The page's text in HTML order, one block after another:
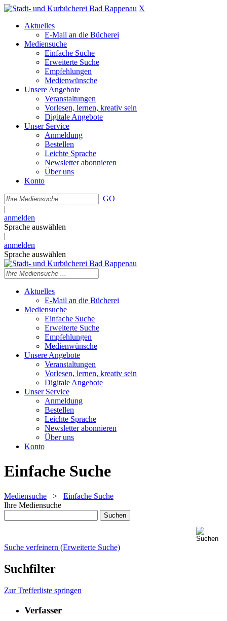
X
Aktuelles
E-Mail an die Bücherei
Mediensuche
Einfache Suche
Erweiterte Suche
Empfehlungen
Medienwünsche
Unsere Angebote
Veranstaltungen
Vorlesen, lernen, kreativ sein
Digitale Angebote
Unser Service
Anmeldung
Bestellen
Leichte Sprache
Newsletter abonnieren
Über uns
Konto
GO
|
anmelden
Sprache auswählen
|
anmelden
Sprache auswählen
Aktuelles
E-Mail an die Bücherei
Mediensuche
Einfache Suche
Erweiterte Suche
Empfehlungen
Medienwünsche
Unsere Angebote
Veranstaltungen
Vorlesen, lernen, kreativ sein
Digitale Angebote
Unser Service
Anmeldung
Bestellen
Leichte Sprache
Newsletter abonnieren
Über uns
Konto
Einfache Suche
Mediensuche > Einfache Suche
Ihre Mediensuche
Suche verfeinern (Erweiterte Suche)
Suchfilter
Zur Trefferliste springen
Verfasser